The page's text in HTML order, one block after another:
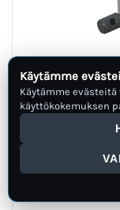
PROXXON
Käytämme
Käytämme
käyttökokemuksen